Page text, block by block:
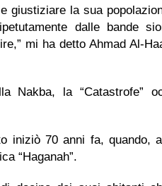
giustiziare la sua
dalle bande
mi ha detto Ahmad Al-
Nakba, la “Catastrofe”
iniziò 70 anni fa, quando,
“Haganah”.